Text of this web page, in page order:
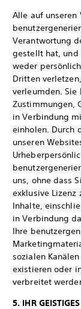
Alle auf
Verantwortung
gestellt hat, und
weder
Dritten
verleumden.
Zustimmungen,
in Verbindung
einholen. Durch
unseren
uns, ohne dass
exklusive
Inhalte,
in Verbindung
Ihre
sozialen
existieren oder
verbreitet
5. IHR